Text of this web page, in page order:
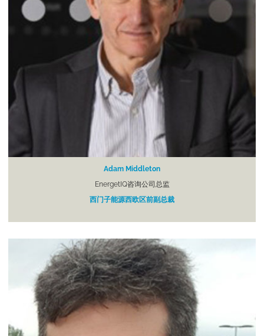
Adam Middleton
EnergetIQ咨询公司总监
西门子能源西欧区前副总裁